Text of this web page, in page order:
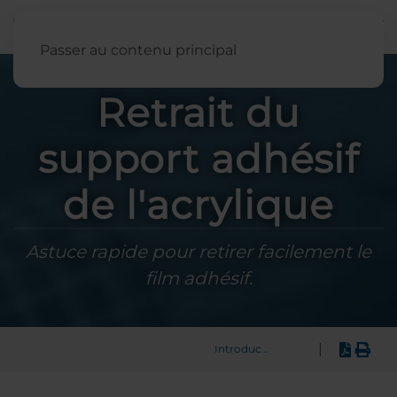
Passer au contenu principal
Retrait du
support adhésif
de l'acrylique
Astuce rapide pour retirer facilement le
film adhésif.
Introduction